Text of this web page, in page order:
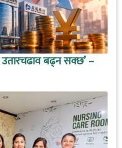
उतारचढाव बढ्न सक्छ’ –